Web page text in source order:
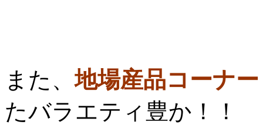
また、地場産品コーナー
たバラエティ豊か！！